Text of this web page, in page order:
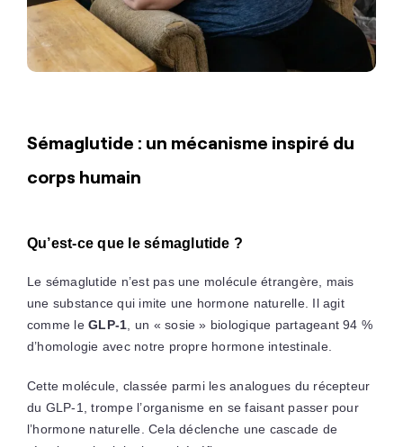
Sémaglutide : un mécanisme inspiré du
corps humain
Qu’est-ce que le sémaglutide ?
Le sémaglutide n’est pas une molécule étrangère, mais
une substance qui imite une hormone naturelle. Il agit
comme leGLP-1 , un « sosie » biologique partageant 94 %
d’homologie avec notre propre hormone intestinale.
Cette molécule, classée parmi les analogues du récepteur
du GLP-1, trompe l’organisme en se faisant passer pour
l’hormone naturelle. Cela déclenche une cascade de